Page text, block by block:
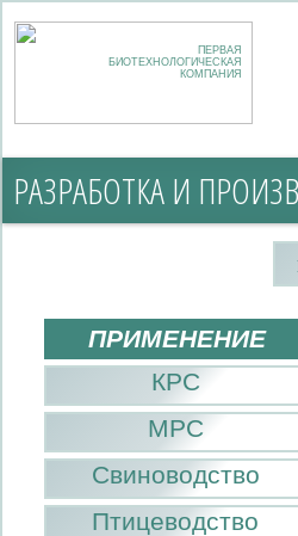
ПЕРВАЯ
БИОТЕХНОЛОГИЧЕСКАЯ
КОМПАНИЯ
РАЗРАБОТКА И
ПРИМЕНЕНИЕ
КРС
МРС
Свиноводство
Птицеводство